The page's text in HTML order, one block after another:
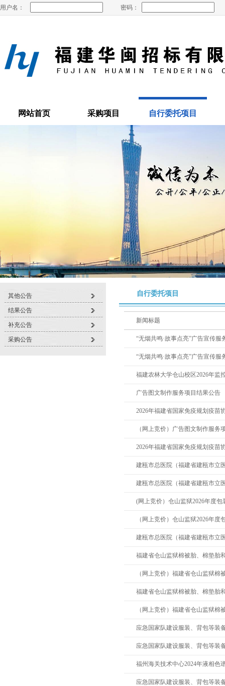
用户名： 密码：
网站首页 采购项目 自行委托项目
其他公告
结果公告
补充公告
采购公告
自行委托项目
新闻标题
“无烟共鸣·故事点亮”广告宣传服
“无烟共鸣·故事点亮”广告宣传服
福建农林大学仓山校区2026年监
广告图文制作服务项目结果公告
2026年福建省国家免疫规划疫苗
（网上竞价）广告图文制作服务
2026年福建省国家免疫规划疫苗
建瓯市总医院（福建省建瓯市立
式的公示
建瓯市总医院（福建省建瓯市立
(网上竞价）仓山监狱2026年度
（网上竞价）仓山监狱2026年
建瓯市总医院（福建省建瓯市立
福建省仓山监狱棉被胎、棉垫胎
（网上竞价）福建省仓山监狱
福建省仓山监狱棉被胎、棉垫胎
（网上竞价）福建省仓山监狱
应急国家队建设服装、背包等装
应急国家队建设服装、背包等装
福州海关技术中心2024年液相色
应急国家队建设服装、背包等装